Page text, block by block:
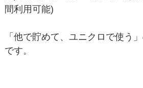
間利用可能)
「他で貯めて、ユニクロで使う
です。